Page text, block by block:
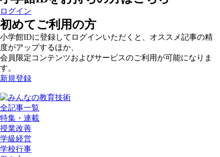
ログイン
初めてご利用の方
小学館IDに登録してログインいただくと、オススメ記事の精
度がアップするほか、
会員限定コンテンツおよびサービスのご利用が可能になりま
す。
新規登録
全記事一覧
特集・連載
授業改善
学級経営
学校行事